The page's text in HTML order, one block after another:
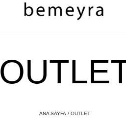
ANA SAYFA / OUTLET